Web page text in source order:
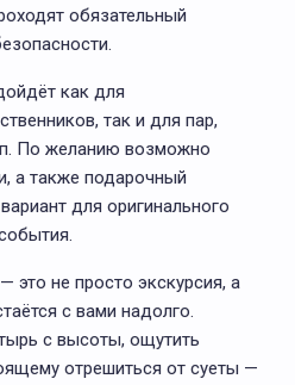
обязательный
как для
так и для пар,
По желанию возможно
а также подарочный
для оригинального
это не просто экскурсия, а
с вами надолго.
с высоты, ощутить
отрешиться от суеты —